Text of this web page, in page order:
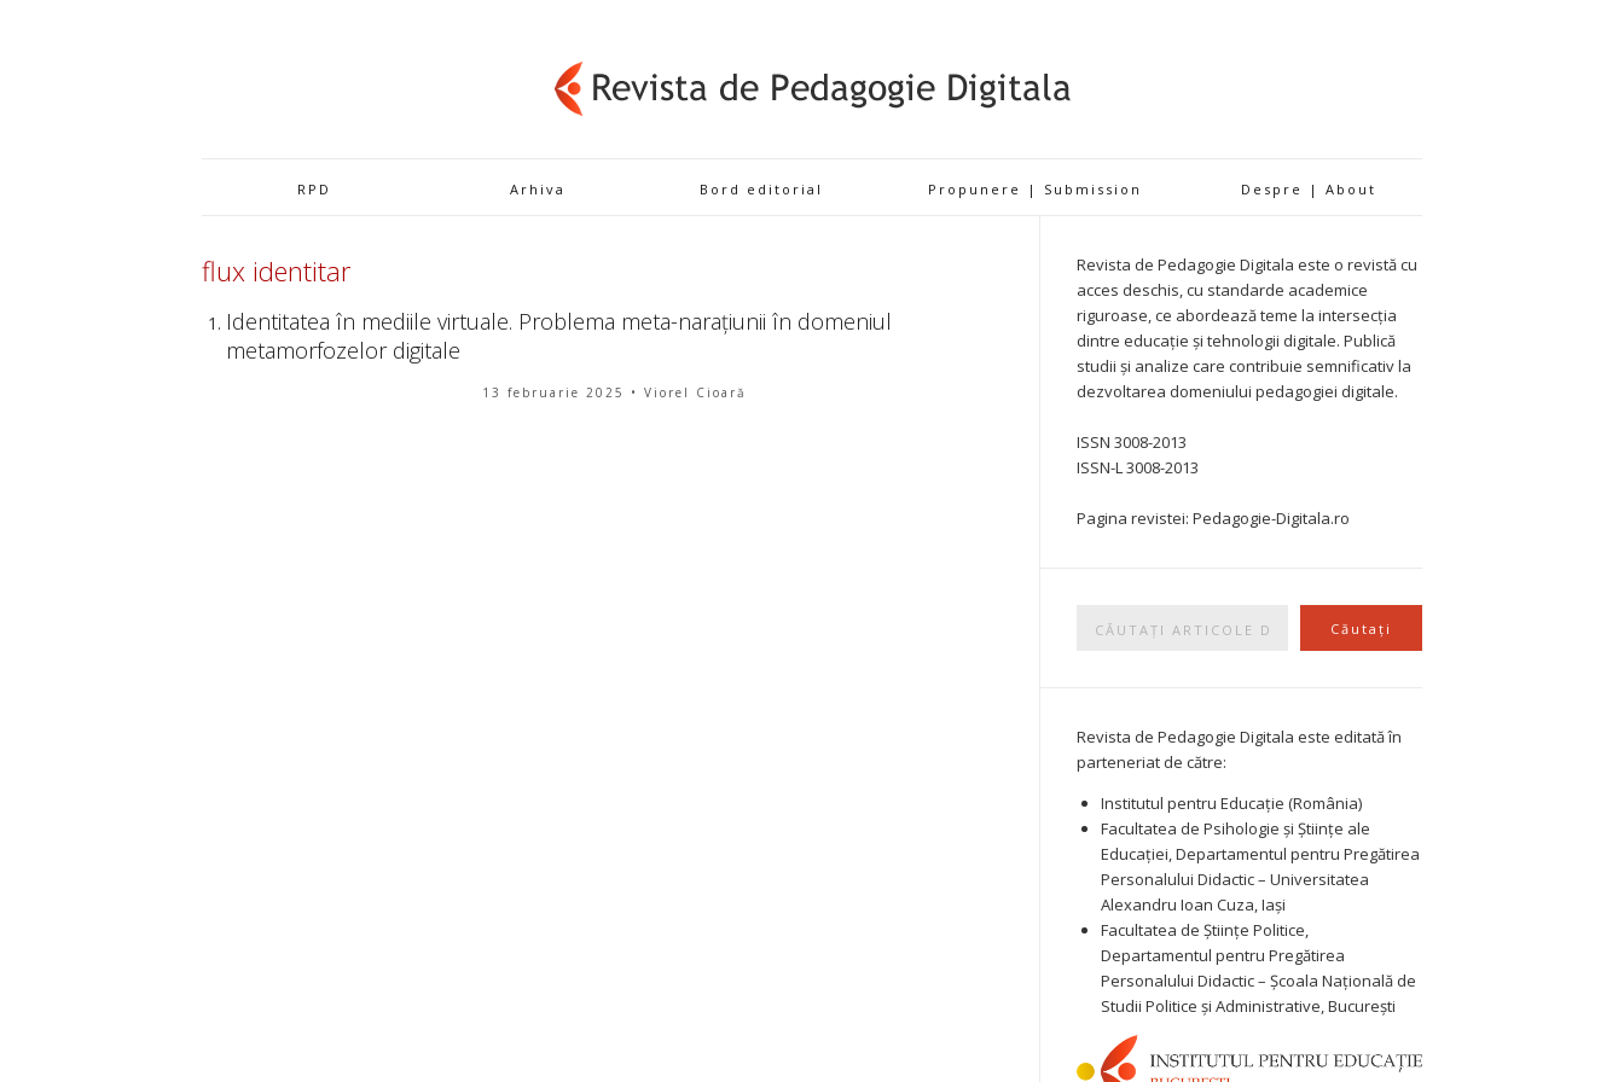
RPD Arhiva Bord editorial Propunere | Submission Despre | About
flux identitar
Identitatea în mediile virtuale. Problema meta-narațiunii în domeniul
metamorfozelor digitale
13 februarie 2025 • Viorel Cioară
Revista de Pedagogie Digitala este o revistă cu
acces deschis, cu standarde academice
riguroase, ce abordează teme la intersecția
dintre educație și tehnologii digitale. Publică
studii și analize care contribuie semnificativ la
dezvoltarea domeniului pedagogiei digitale.
ISSN 3008-2013
ISSN-L 3008-2013
Pagina revistei: Pedagogie-Digitala.ro
Căutați
Revista de Pedagogie Digitala este editată în
parteneriat de către:
Institutul pentru Educație (România)
Facultatea de Psihologie și Științe ale
Educației, Departamentul pentru Pregătirea
Personalului Didactic – Universitatea
Alexandru Ioan Cuza, Iași
Facultatea de Științe Politice,
Departamentul pentru Pregătirea
Personalului Didactic – Școala Națională de
Studii Politice și Administrative, București